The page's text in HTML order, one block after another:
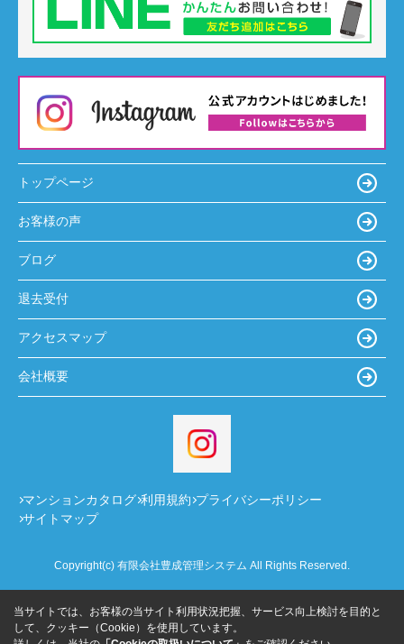
トップページ
お客様の声
ブログ
退去受付
アクセスマップ
会社概要
マンションカタログ 利用規約 プライバシーポリシー
サイトマップ
Copyright(c) 有限会社豊成管理システム All Rights Reserved.
当サイトでは、お客様の当サイト利用状況把握、サービス向上検討を目的と
して、クッキー（Cookie）を使用しています。